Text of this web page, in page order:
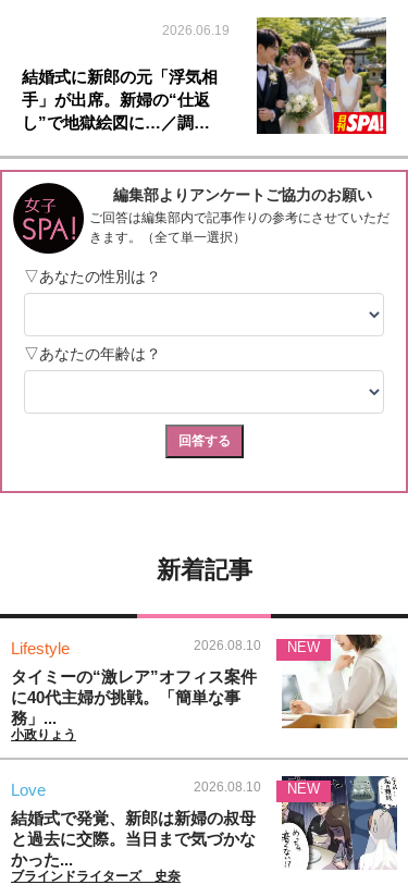
2026.06.19
結婚式に新郎の元「浮気相
手」が出席。新婦の“仕返
し”で地獄絵図に…／調…
新着記事
Lifestyle 2026.08.10
タイミーの“激レア”オフィス案件
に40代主婦が挑戦。「簡単な事
務」...
小政りょう
NEW
Love 2026.08.10
結婚式で発覚、新郎は新婦の叔母
と過去に交際。当日まで気づかな
かった...
ブラインドライターズ 史奈
NEW